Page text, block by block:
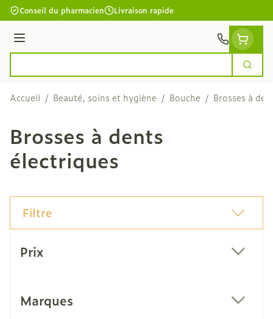
Aller au contenu
Conseil du pharmacien Livraison rapide
Menu
Accueil / Beauté, soins et hygiène / Bouche / Brosses à
Brosses à dents
électriques
Filtre
Prix
Marques